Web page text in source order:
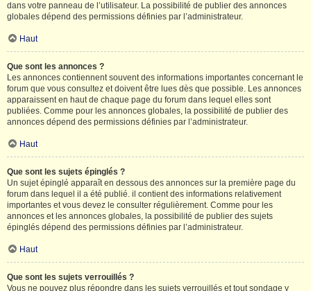
dans votre panneau de l’utilisateur. La possibilité de publier des annonces
globales dépend des permissions définies par l’administrateur.
Haut
Que sont les annonces ?
Les annonces contiennent souvent des informations importantes concernant le
forum que vous consultez et doivent être lues dès que possible. Les annonces
apparaissent en haut de chaque page du forum dans lequel elles sont
publiées. Comme pour les annonces globales, la possibilité de publier des
annonces dépend des permissions définies par l’administrateur.
Haut
Que sont les sujets épinglés ?
Un sujet épinglé apparaît en dessous des annonces sur la première page du
forum dans lequel il a été publié. il contient des informations relativement
importantes et vous devez le consulter régulièrement. Comme pour les
annonces et les annonces globales, la possibilité de publier des sujets
épinglés dépend des permissions définies par l’administrateur.
Haut
Que sont les sujets verrouillés ?
Vous ne pouvez plus répondre dans les sujets verrouillés et tout sondage y